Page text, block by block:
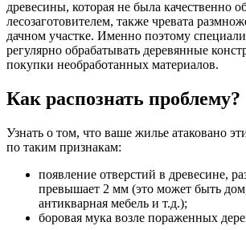
древесины, которая не была качественно
лесозаготовителем, также чревата
дачном участке. Именно поэтому
регулярно обрабатывать деревянные
покупки необработанных материалов.
Как распознать проблему?
Узнать о том, что ваше жилье атаковано
по таким признакам:
появление отверстий в древесине,
превышает 2 мм (это может быть
антикварная мебель и т.д.);
боровая мука возле пораженных